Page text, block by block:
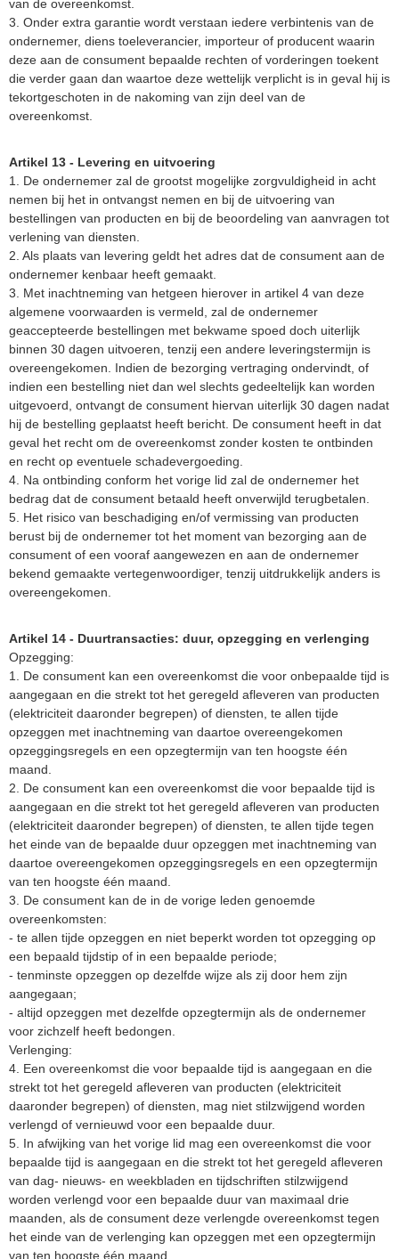
van de overeenkomst.
3. Onder extra garantie wordt verstaan iedere verbintenis van de
ondernemer, diens toeleverancier, importeur of producent waarin
deze aan de consument bepaalde rechten of vorderingen toekent
die verder gaan dan waartoe deze wettelijk verplicht is in geval hij is
tekortgeschoten in de nakoming van zijn deel van de
overeenkomst.
Artikel 13 - Levering en uitvoering
1. De ondernemer zal de grootst mogelijke zorgvuldigheid in acht
nemen bij het in ontvangst nemen en bij de uitvoering van
bestellingen van producten en bij de beoordeling van aanvragen tot
verlening van diensten.
2. Als plaats van levering geldt het adres dat de consument aan de
ondernemer kenbaar heeft gemaakt.
3. Met inachtneming van hetgeen hierover in artikel 4 van deze
algemene voorwaarden is vermeld, zal de ondernemer
geaccepteerde bestellingen met bekwame spoed doch uiterlijk
binnen 30 dagen uitvoeren, tenzij een andere leveringstermijn is
overeengekomen. Indien de bezorging vertraging ondervindt, of
indien een bestelling niet dan wel slechts gedeeltelijk kan worden
uitgevoerd, ontvangt de consument hiervan uiterlijk 30 dagen nadat
hij de bestelling geplaatst heeft bericht. De consument heeft in dat
geval het recht om de overeenkomst zonder kosten te ontbinden
en recht op eventuele schadevergoeding.
4. Na ontbinding conform het vorige lid zal de ondernemer het
bedrag dat de consument betaald heeft onverwijld terugbetalen.
5. Het risico van beschadiging en/of vermissing van producten
berust bij de ondernemer tot het moment van bezorging aan de
consument of een vooraf aangewezen en aan de ondernemer
bekend gemaakte vertegenwoordiger, tenzij uitdrukkelijk anders is
overeengekomen.
Artikel 14 - Duurtransacties: duur, opzegging en verlenging
Opzegging:
1. De consument kan een overeenkomst die voor onbepaalde tijd is
aangegaan en die strekt tot het geregeld afleveren van producten
(elektriciteit daaronder begrepen) of diensten, te allen tijde
opzeggen met inachtneming van daartoe overeengekomen
opzeggingsregels en een opzegtermijn van ten hoogste één
maand.
2. De consument kan een overeenkomst die voor bepaalde tijd is
aangegaan en die strekt tot het geregeld afleveren van producten
(elektriciteit daaronder begrepen) of diensten, te allen tijde tegen
het einde van de bepaalde duur opzeggen met inachtneming van
daartoe overeengekomen opzeggingsregels en een opzegtermijn
van ten hoogste één maand.
3. De consument kan de in de vorige leden genoemde
overeenkomsten:
- te allen tijde opzeggen en niet beperkt worden tot opzegging op
een bepaald tijdstip of in een bepaalde periode;
- tenminste opzeggen op dezelfde wijze als zij door hem zijn
aangegaan;
- altijd opzeggen met dezelfde opzegtermijn als de ondernemer
voor zichzelf heeft bedongen.
Verlenging:
4. Een overeenkomst die voor bepaalde tijd is aangegaan en die
strekt tot het geregeld afleveren van producten (elektriciteit
daaronder begrepen) of diensten, mag niet stilzwijgend worden
verlengd of vernieuwd voor een bepaalde duur.
5. In afwijking van het vorige lid mag een overeenkomst die voor
bepaalde tijd is aangegaan en die strekt tot het geregeld afleveren
van dag- nieuws- en weekbladen en tijdschriften stilzwijgend
worden verlengd voor een bepaalde duur van maximaal drie
maanden, als de consument deze verlengde overeenkomst tegen
het einde van de verlenging kan opzeggen met een opzegtermijn
van ten hoogste één maand.